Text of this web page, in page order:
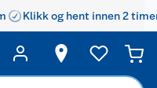
Klikk og hent innen 2